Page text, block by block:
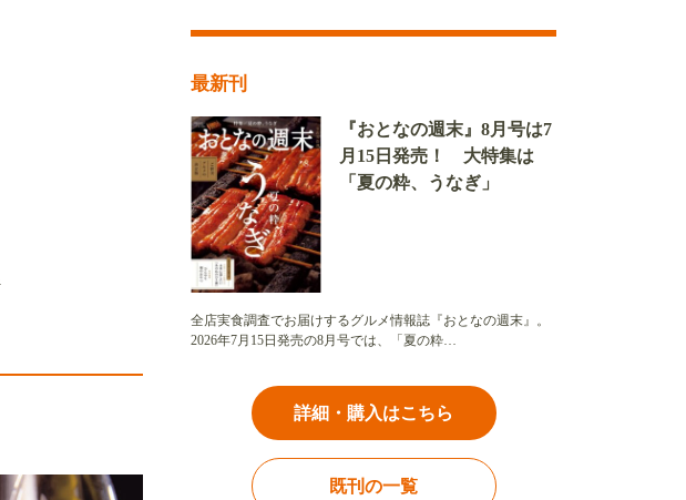
最新刊
『おとなの週末』8月号は7
月15日発売！ 大特集は
「夏の粋、うなぎ」
全店実食調査でお届けするグルメ情報誌『おとなの週末』。
2026年7月15日発売の8月号では、「夏の粋…
詳細・購入はこちら
既刊の一覧